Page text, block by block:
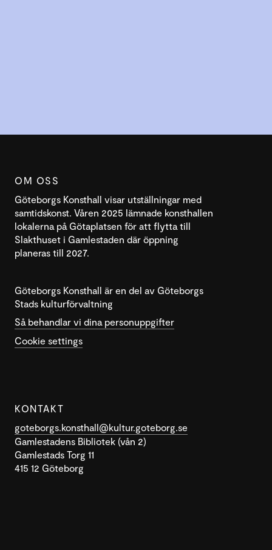
OM OSS
Göteborgs Konsthall visar utställningar med
samtidskonst. Våren 2025 lämnade konsthallen
lokalerna på Götaplatsen för att flytta till
Slakthuset i Gamlestaden där öppning
planeras till 2027.
Göteborgs Konsthall är en del av Göteborgs
Stads kulturförvaltning
Så behandlar vi dina personuppgifter
Cookie settings
KONTAKT
goteborgs.konsthall@kultur.goteborg.se
Gamlestadens Bibliotek (vån 2)
Gamlestads Torg 11
415 12 Göteborg